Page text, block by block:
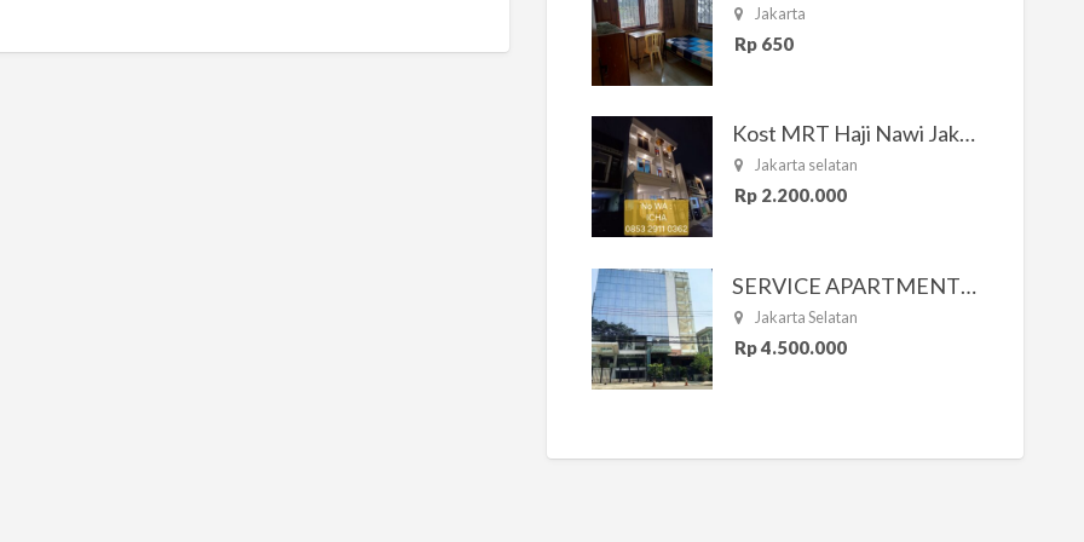
Jakarta
Rp 650
Kost MRT Haji Nawi Jakarta Selatan
Jakarta selatan
Rp 2.200.000
SERVICE APARTMENT SOUTH RESIDENCE
Jakarta Selatan
Rp 4.500.000